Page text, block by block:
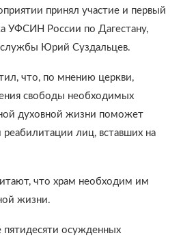
принял участие и первый
УФСИН России по Дагестану,
службы Юрий Суздальцев.
что, по мнению церкви,
свободы необходимых
духовной жизни поможет
лиц, вставших на
что храм необходим им
жизни.
осужденных